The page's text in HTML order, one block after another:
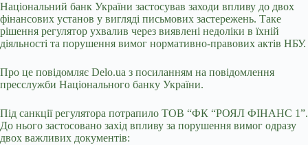
Національний банк України застосував заходи впливу до двох
фінансових установ у вигляді письмових застережень. Таке
рішення регулятор ухвалив через виявлені недоліки в їхній
діяльності та порушення вимог нормативно-правових актів НБУ.
Про це повідомляє Delo.ua з посиланням на повідомлення
пресслужби Національного банку України.
Під санкції регулятора потрапило ТОВ “ФК “РОЯЛ ФІНАНС 1”.
До нього застосовано захід впливу за порушення вимог одразу
двох важливих документів: